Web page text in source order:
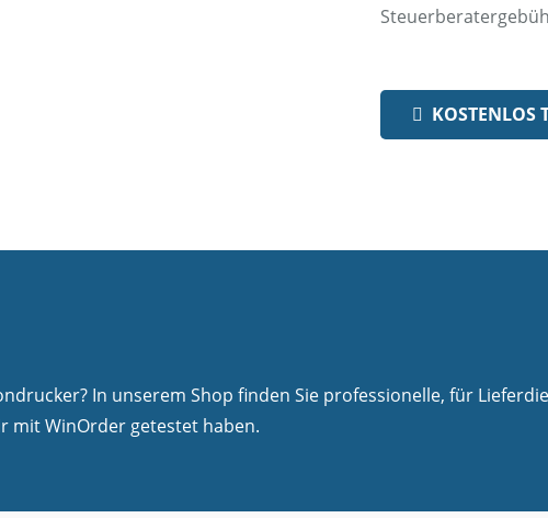
KOSTENLOS
In unserem Shop finden Sie professionelle, für
mit WinOrder getestet haben.